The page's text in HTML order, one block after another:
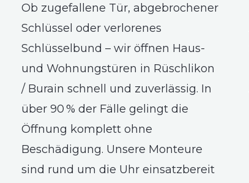
Ob zugefallene Tür, abgebrochener
Schlüssel oder verlorenes
Schlüsselbund – wir öffnen Haus-
und Wohnungstüren in Rüschlikon
/ Burain schnell und zuverlässig. In
über 90 % der Fälle gelingt die
Öffnung komplett ohne
Beschädigung. Unsere Monteure
sind rund um die Uhr einsatzbereit